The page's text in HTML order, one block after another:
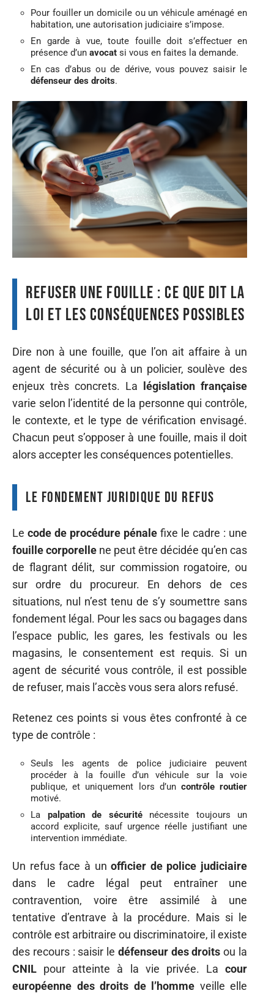
Pour fouiller un domicile ou un véhicule aménagé en
habitation, une autorisation judiciaire s’impose.
En garde à vue, toute fouille doit s’effectuer en
présence d’un avocat si vous en faites la demande.
En cas d’abus ou de dérive, vous pouvez saisir le
défenseur des droits.
Refuser une fouille : ce que dit la
loi et les conséquences possibles
Dire non à une fouille, que l’on ait affaire à un
agent de sécurité ou à un policier, soulève des
enjeux très concrets. La
législation française
varie selon l’identité de la personne qui contrôle,
le contexte, et le type de vérification envisagé.
Chacun peut s’opposer à une fouille, mais il doit
alors accepter les conséquences potentielles.
Le fondement juridique du refus
Le code de procédure pénale fixe le cadre : une
fouille corporelle ne peut être décidée qu’en cas
de flagrant délit, sur commission rogatoire, ou
sur ordre du procureur. En dehors de ces
situations, nul n’est tenu de s’y soumettre sans
fondement légal. Pour les sacs ou bagages dans
l’espace public, les gares, les festivals ou les
magasins, le consentement est requis. Si un
agent de sécurité vous contrôle, il est possible
de refuser, mais l’accès vous sera alors refusé.
Retenez ces points si vous êtes confronté à ce
type de contrôle :
Seuls les agents de police judiciaire peuvent
procéder à la fouille d’un véhicule sur la voie
publique, et uniquement lors d’un contrôle routier
motivé.
La palpation de sécuriténécessite toujours un
accord explicite, sauf urgence réelle justifiant une
intervention immédiate.
Un refus face à unofficier de police judiciaire
dans le cadre légal peut entraîner une
contravention, voire être assimilé à une
tentative d’entrave à la procédure. Mais si le
contrôle est arbitraire ou discriminatoire, il existe
des recours : saisir le défenseur des droits ou la
CNIL pour atteinte à la vie privée. La cour
européenne des droits de l’homme veille elle